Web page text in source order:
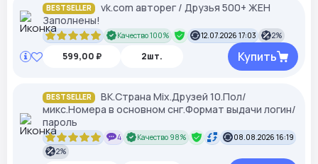
BESTSELLER
vk.com авторег / Друзья 500+ ЖЕН
Заполнены!
Качество 100% 12.07.2026 17:03 2%
599,00 ₽ 2шт. Купить
BESTSELLER
ВК.Страна Mix.Друзей 10.Пол/
микс.Номера в основном снг.Формат выдачи логин/
пароль
4 Качество 98%
08.08.2026 16:19
2%